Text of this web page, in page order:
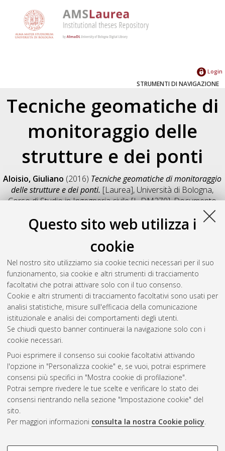
Questo sito web utilizza i
cookie
Nel nostro sito utilizziamo sia cookie tecnici necessari per il suo
funzionamento, sia cookie e altri strumenti di tracciamento
facoltativi che potrai attivare solo con il tuo consenso.
Cookie e altri strumenti di tracciamento facoltativi sono usati per
analisi statistiche, misure sull'efficacia della comunicazione
istituzionale e analisi dei comportamenti degli utenti.
Se chiudi questo banner continuerai la navigazione solo con i
cookie necessari.
Puoi esprimere il consenso sui cookie facoltativi attivando
l'opzione in "Personalizza cookie" e, se vuoi, potrai esprimere
consensi più specifici in "Mostra cookie di profilazione".
Potrai sempre rivedere le tue scelte e verificare lo stato dei
consensi rientrando nella sezione "Impostazione cookie" del
sito.
Per maggiori informazioni consulta la nostra Cookie policy.
Login
STRUMENTI DI NAVIGAZIONE
Tecniche geomatiche di
monitoraggio delle
strutture e dei ponti
Aloisio, Giuliano (2016) Tecniche geomatiche di monitoraggio
delle strutture e dei ponti. [Laurea], Università di Bologna,
Corso di Studio inIngegneria civile [L-DM270], Documento
Salva citazione
Condividi
Il full-text non è disponibile per scelta dell'autore. (
Abstract
Altri metadati
Gestione del documento:
Atom
Rss 1.0
Rss 2.0
AMS Laurea
Impostazioni Cookie